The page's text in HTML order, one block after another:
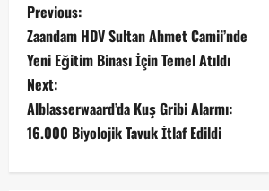
Previous:
Zaandam HDV Sultan Ahmet Camii’nde
Yeni Eğitim Binası İçin Temel Atıldı
Next:
Alblasserwaard’da Kuş Gribi Alarmı:
16.000 Biyolojik Tavuk İtlaf Edildi